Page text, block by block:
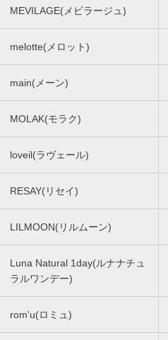
MEVILAGE(メビラージュ)
melotte(メロット)
main(メーン)
MOLAK(モラク)
loveil(ラヴェール)
RESAY(リセイ)
LILMOON(リルムーン)
Luna Natural 1day(ルナナチュ
ラルワンデー)
rom'u(ロミュ)